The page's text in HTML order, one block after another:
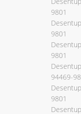
9801
9801
9801
94469-
9801